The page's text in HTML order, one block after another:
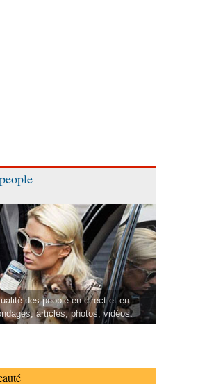
des people en direct et en
articles, photos, vidéos.